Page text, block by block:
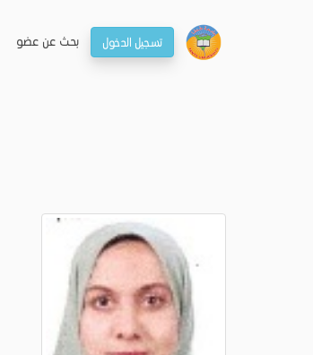
تسجيل الدخول بحـث عن عضو